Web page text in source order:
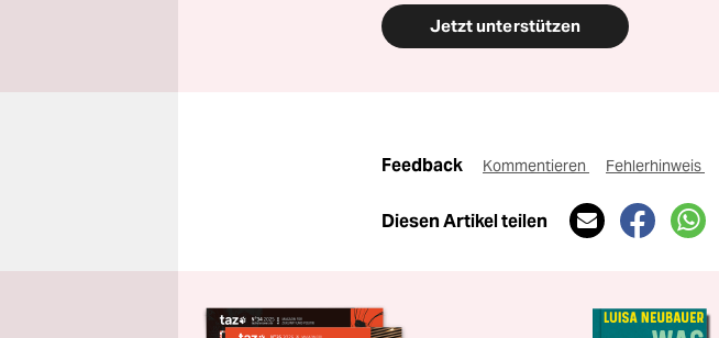
Jetzt unterstützen
Feedback Kommentieren Fehlerhinweis
Diesen Artikel teilen